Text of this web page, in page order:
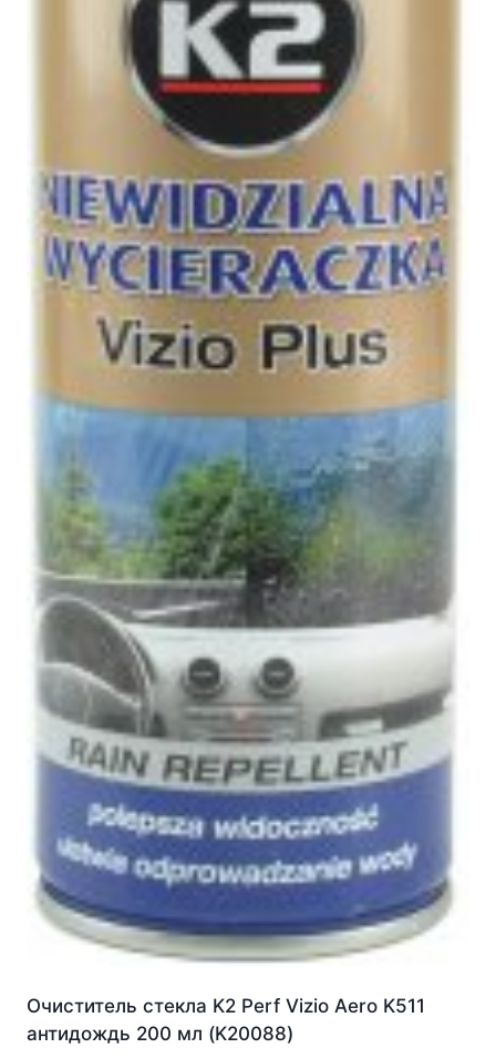
Очиститель стекла K2 Perf Vizio Aero K511
антидождь 200 мл (K20088)